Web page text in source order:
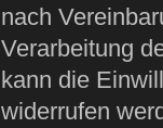
nach
Verarbeitung
kann die
widerrufen